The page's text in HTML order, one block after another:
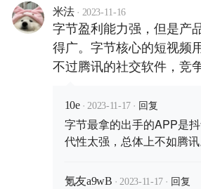
米法 · 2023-11-16
字节盈利能力强，但是产
得广。字节核心的短视频
不过腾讯的社交软件，竞
10e · 2023-11-17 · 回复
字节最拿的出手的APP是
代性太强，总体上不如腾讯
氪友a9wB · 2023-11-17 · 回复